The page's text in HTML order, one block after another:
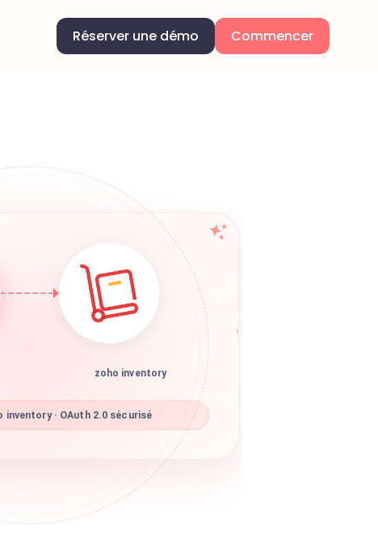
Réserver une démo Commencer
zoho inventory
inventory · OAuth 2.0 sécurisé